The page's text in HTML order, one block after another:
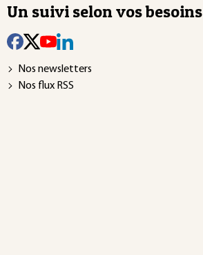
Un suivi selon vos besoins
Nos newsletters
Nos flux RSS